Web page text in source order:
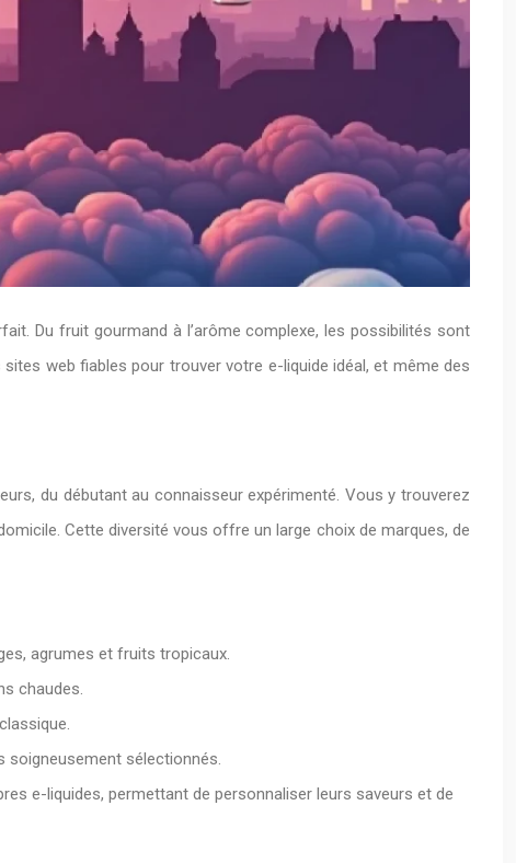
Du fruit gourmand à l’arôme complexe, les possibilités sont
web fiables pour trouver votre e-liquide idéal, et même des
du débutant au connaisseur expérimenté. Vous y trouverez
Cette diversité vous offre un large choix de marques, de
agrumes et fruits tropicaux.
chaudes.
soigneusement sélectionnés.
e-liquides, permettant de personnaliser leurs saveurs et de